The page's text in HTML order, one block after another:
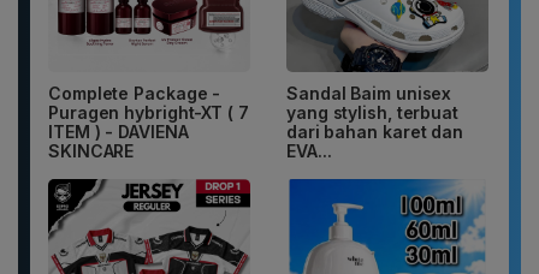
Complete Package -
Puragen hybright-XT ( 7
ITEM ) - DAVIENA
SKINCARE
Sandal Baim unisex
yang stylish, terbuat
dari bahan karet dan
EVA...